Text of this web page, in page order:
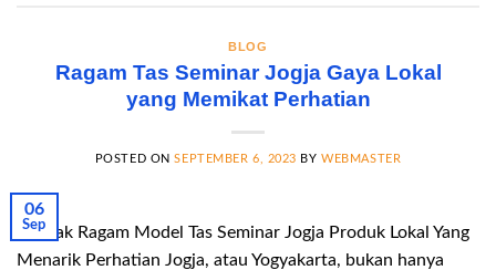
BLOG
Ragam Tas Seminar Jogja Gaya Lokal
yang Memikat Perhatian
POSTED ONSEPTEMBER 6, 2023 BYWEBMASTER
06
Sep
Banyak Ragam Model Tas Seminar Jogja Produk Lokal Yang
Menarik Perhatian Jogja, atau Yogyakarta, bukan hanya